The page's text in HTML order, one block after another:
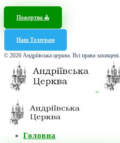
Пожертва ⛪️
Наш Телеграм
© 2026 Андріївська церква. Всі права захищені.
Головна